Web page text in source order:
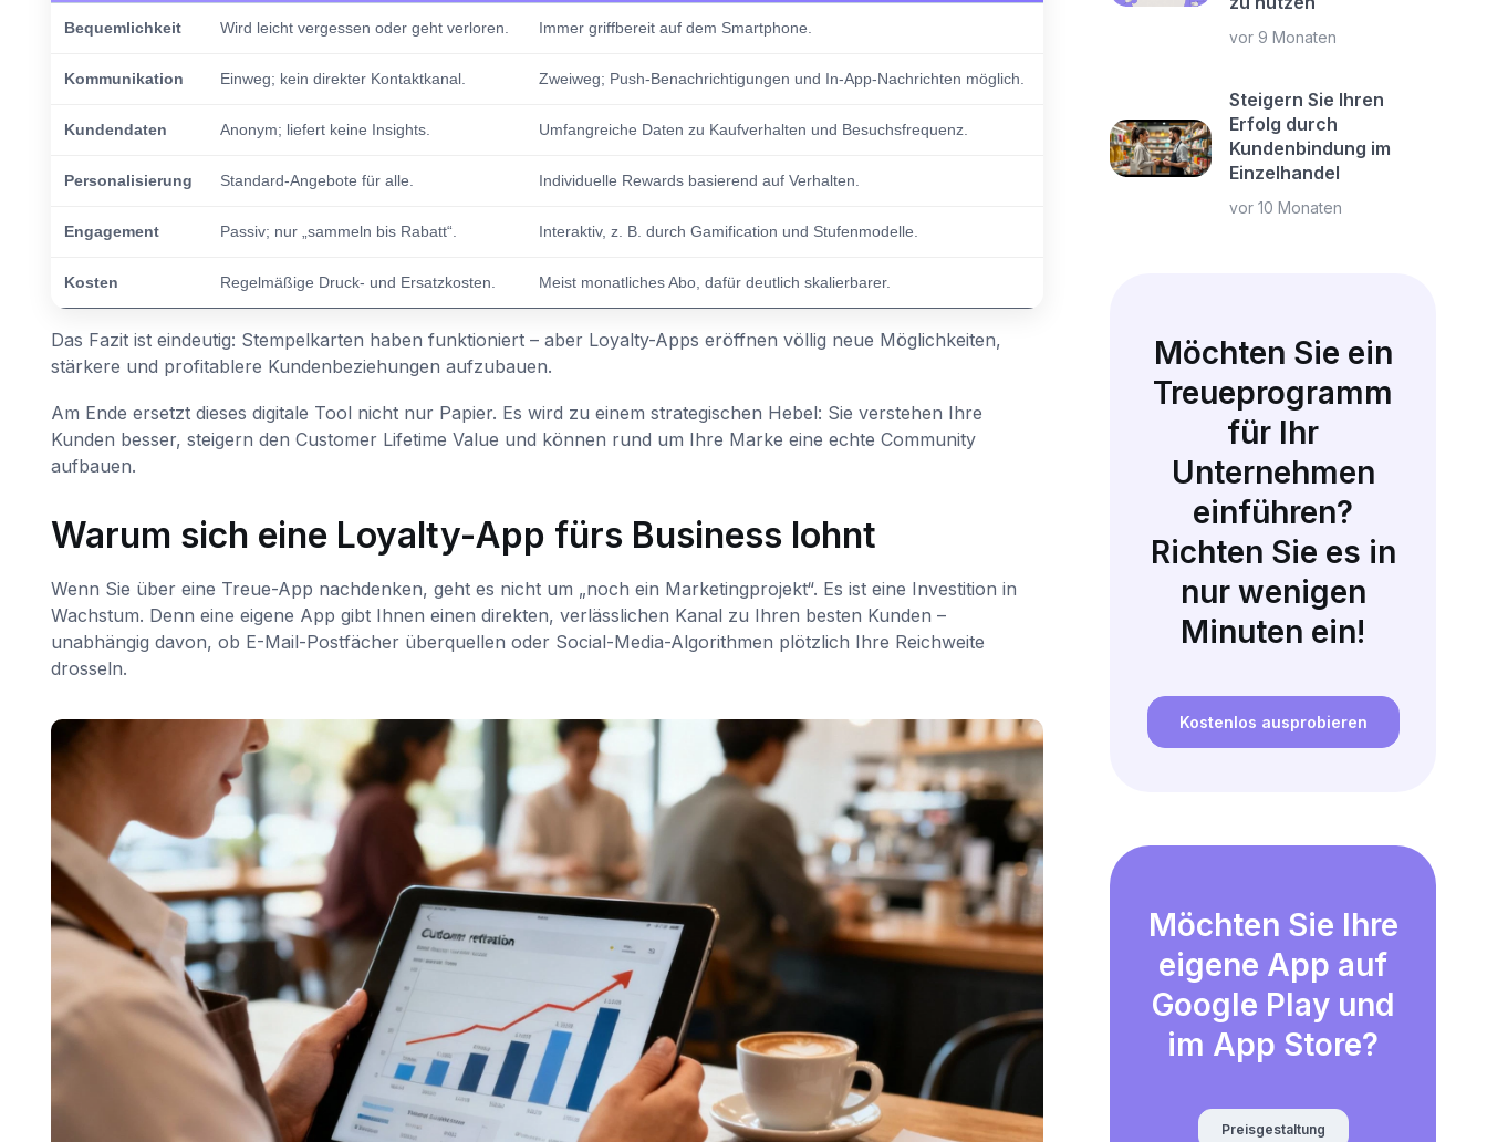
Bequemlichkeit Wird leicht vergessen oder geht verloren. Immer griffbereit auf dem Smartphone.
Kommunikation Einweg; kein direkter Kontaktkanal. Zweiweg; Push-Benachrichtigungen und In-App-Nachrichten möglich.
Kundendaten Anonym; liefert keine Insights. Umfangreiche Daten zu Kaufverhalten und Besuchsfrequenz.
Personalisierung Standard-Angebote für alle. Individuelle Rewards basierend auf Verhalten.
Engagement Passiv; nur „sammeln bis Rabatt“. Interaktiv, z. B. durch Gamification und Stufenmodelle.
Kosten Regelmäßige Druck- und Ersatzkosten. Meist monatliches Abo, dafür deutlich skalierbarer.
Das Fazit ist eindeutig: Stempelkarten haben funktioniert – aber Loyalty-Apps eröffnen völlig neue Möglichkeiten,
stärkere und profitablere Kundenbeziehungen aufzubauen.
Am Ende ersetzt dieses digitale Tool nicht nur Papier. Es wird zu einem strategischen Hebel: Sie verstehen Ihre
Kunden besser, steigern den Customer Lifetime Value und können rund um Ihre Marke eine echte Community
aufbauen.
Warum sich eine Loyalty-App fürs Business lohnt
Wenn Sie über eine Treue-App nachdenken, geht es nicht um „noch ein Marketingprojekt“. Es ist eine Investition in
Wachstum. Denn eine eigene App gibt Ihnen einen direkten, verlässlichen Kanal zu Ihren besten Kunden –
unabhängig davon, ob E-Mail-Postfächer überquellen oder Social-Media-Algorithmen plötzlich Ihre Reichweite
drosseln.
vor 9 Monaten
Steigern Sie Ihren
Erfolg durch
Kundenbindung im
Einzelhandel
vor 10 Monaten
Möchten Sie ein
Treueprogramm
für Ihr
Unternehmen
einführen?
Richten Sie es in
nur wenigen
Minuten ein!
Kostenlos ausprobieren
Möchten Sie Ihre
eigene App auf
Google Play und
im App Store?
Preisgestaltung